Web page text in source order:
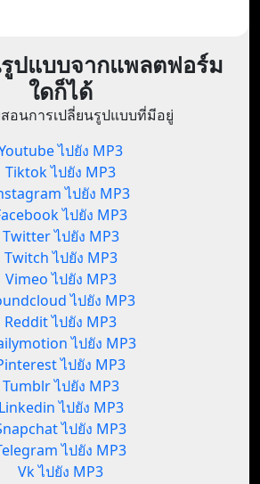
ปแบบจากแพลตฟอร์ม
ใดก็ได้
อนการเปลี่ยนรูปแบบที่มีอยู่
ไปยัง MP3
Tiktok ไปยัง MP3
ไปยัง MP3
ไปยัง MP3
Twitter ไปยัง MP3
Twitch ไปยัง MP3
Vimeo ไปยัง MP3
ไปยัง MP3
Reddit ไปยัง MP3
ไปยัง MP3
ไปยัง MP3
Tumblr ไปยัง MP3
Linkedin ไปยัง MP3
ไปยัง MP3
ไปยัง MP3
Vk ไปยัง MP3